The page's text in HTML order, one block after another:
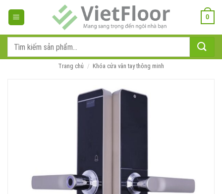
dung
0
kiếm:
Trang chủ / Khóa cửa vân tay thông minh